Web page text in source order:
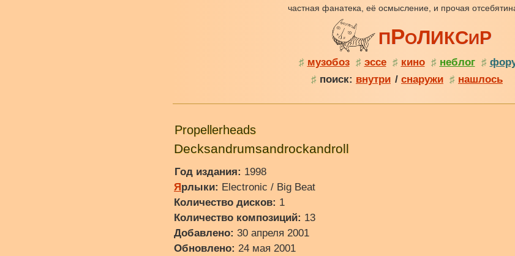
частная фанатека, её осмысление, и прочая
ПРОЛИКСИР
♯ музобоз ♯ эссе ♯ кино ♯ неблог ♯
♯ поиск: внутри / снаружи ♯ нашлось
Propellerheads
Decksandrumsandrockandroll
Год издания: 1998
Ярлыки: Electronic / Big Beat
Количество дисков: 1
Количество композиций: 13
Добавлено: 30 апреля 2001
Обновлено: 24 мая 2001